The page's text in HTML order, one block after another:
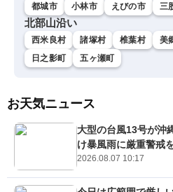
都城市 小林市 えびの市 三
北部山沿い
西米良村 諸塚村 椎葉村 美
日之影町
五ヶ瀬町
お天気ニュース
大型の台風13号が
け暴風雨に厳重警戒
2026.08.07 10:17